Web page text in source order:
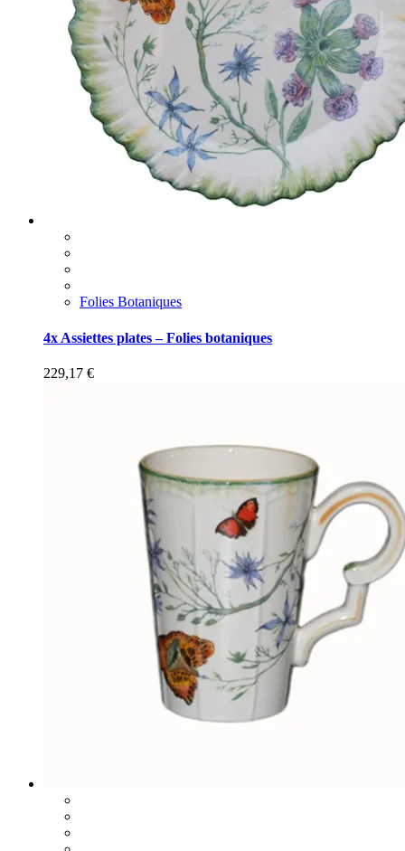
Folies Botaniques
4x Assiettes plates – Folies botaniques
229,17 €